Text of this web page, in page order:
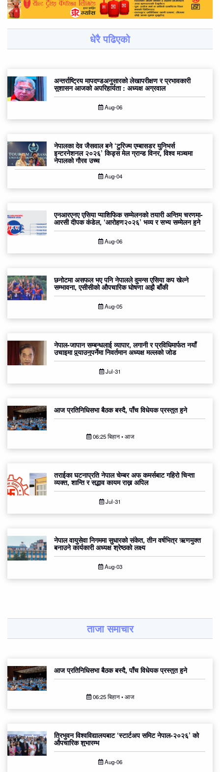
धेरै पढिएको
अन्तर्राष्ट्रिय मापदण्डअनुसारको लेखापरीक्षण र प्रभावकारी
सुशासन आजको अपरिहार्यता : अध्यक्ष अग्रवाल
Aug-06
नेपालका देव जैसवाल बने ‘टुरिज्म एम्बासडर युनिभर्स
इन्टरनेशनल २०२६’ किड्स मेल ग्रान्ड विनर, विश्व मञ्चमा
नेपालको गौरव उच्च
Aug-04
एनआरएनए एसिया प्याशिफिक सम्मेलनको तयारी अन्तिम चरणमा-
आरसी दीपक कंडेल, ‘आरोहण२०२६’ भव्य र सभ्य सम्मेलन हुने
Aug-06
छनोटमा असफल भए पनि नेपालले वुमन्स एसिया कप खेल्ने
सम्भावना, एसीसीको औपचारिक घोषणा अझै बाँकी
Aug-05
नेपाल-जापान सम्बन्धलाई व्यापार, लगानी र प्रविधिमार्फत नयाँ
उचाइमा पुर्‍याउनुपर्नेमा निवर्तमान अध्यक्ष मल्लको जोड
Jul-31
आज प्रतिनिधिसभा बैठक बस्दै, पाँच विधेयक प्रस्तुत हुने
06:25 बिहान • आज
तराईका घटनाप्रति नेपाल चेम्बर अफ कमर्सबाट गहिरो चिन्ता
व्यक्त, शान्ति र सद्भाव कायम राख्न अपिल
Jul-31
नेपाल वायुसेवा निगममा सुधारको संकेत, तीन वर्षभित्र ऋणमुक्त
बनाउने कार्यकारी अध्यक्ष श्रेष्ठको लक्ष्य
Aug-03
ताजा समाचार
आज प्रतिनिधिसभा बैठक बस्दै, पाँच विधेयक प्रस्तुत हुने
06:25 बिहान • आज
त्रिभुवन विश्वविद्यालयबाट ‘स्टार्टअप समिट नेपाल-२०२६’ को
औपचारिक शुभारम्भ
Aug-06